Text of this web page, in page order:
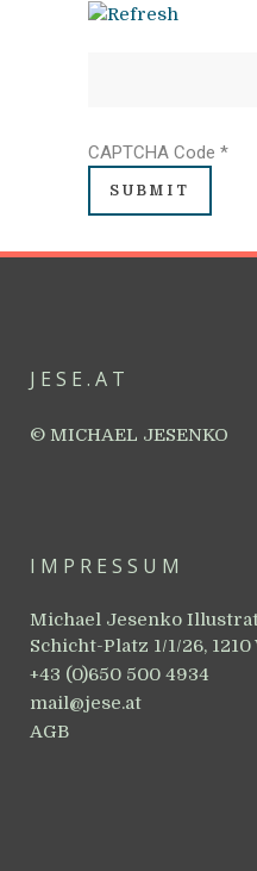
CAPTCHA Code *
JESE.AT
© MICHAEL JESENKO
IMPRESSUM
Michael Jesenko
Schicht-Platz 1/1/26,
+43 (0)650 500 4934
mail@jese.at
AGB